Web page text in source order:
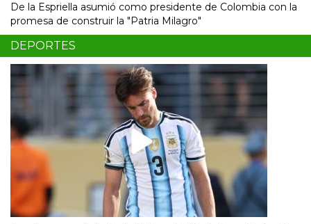
De la Espriella asumió como presidente de Colombia con la
promesa de construir la "Patria Milagro"
DEPORTES